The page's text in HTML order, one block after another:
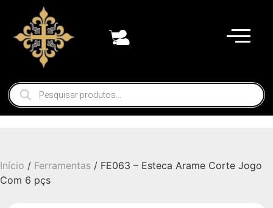
Início / Ferramentas / FE063 – Esteca Arame Corte Jogo
Com 6 pçs